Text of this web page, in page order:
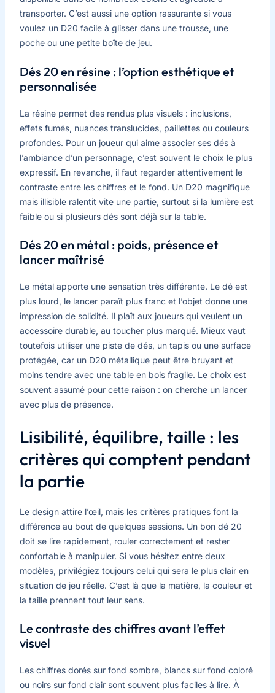
transporter. C’est aussi une option rassurante si vous
voulez un D20 facile à glisser dans une trousse, une
poche ou une petite boîte de jeu.
Dés 20 en résine : l’option esthétique et
personnalisée
La résine permet des rendus plus visuels : inclusions,
effets fumés, nuances translucides, paillettes ou couleurs
profondes. Pour un joueur qui aime associer ses dés à
l’ambiance d’un personnage, c’est souvent le choix le plus
expressif. En revanche, il faut regarder attentivement le
contraste entre les chiffres et le fond. Un D20 magnifique
mais illisible ralentit vite une partie, surtout si la lumière est
faible ou si plusieurs dés sont déjà sur la table.
Dés 20 en métal : poids, présence et
lancer maîtrisé
Le métal apporte une sensation très différente. Le dé est
plus lourd, le lancer paraît plus franc et l’objet donne une
impression de solidité. Il plaît aux joueurs qui veulent un
accessoire durable, au toucher plus marqué. Mieux vaut
toutefois utiliser une piste de dés, un tapis ou une surface
protégée, car un D20 métallique peut être bruyant et
moins tendre avec une table en bois fragile. Le choix est
souvent assumé pour cette raison : on cherche un lancer
avec plus de présence.
Lisibilité, équilibre, taille : les
critères qui comptent pendant
la partie
Le design attire l’œil, mais les critères pratiques font la
différence au bout de quelques sessions. Un bon dé 20
doit se lire rapidement, rouler correctement et rester
confortable à manipuler. Si vous hésitez entre deux
modèles, privilégiez toujours celui qui sera le plus clair en
situation de jeu réelle. C’est là que la matière, la couleur et
la taille prennent tout leur sens.
Le contraste des chiffres avant l’effet
visuel
Les chiffres dorés sur fond sombre, blancs sur fond coloré
ou noirs sur fond clair sont souvent plus faciles à lire. À